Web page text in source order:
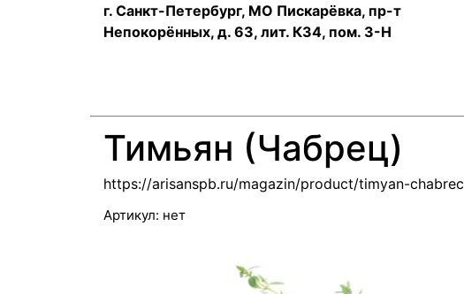
г. Санкт-Петербург, МО Пискарёвка, пр-т
Непокорённых, д. 63, лит. К34, пом. 3-Н
Тимьян (Чабрец)
https://arisanspb.ru/magazin/product/timyan-chabrec
Артикул: нет